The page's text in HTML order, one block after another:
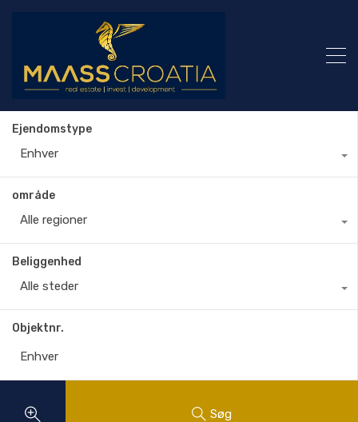
Ejendomstype
Enhver
område
Alle regioner
Beliggenhed
Alle steder
Objektnr.
Søg